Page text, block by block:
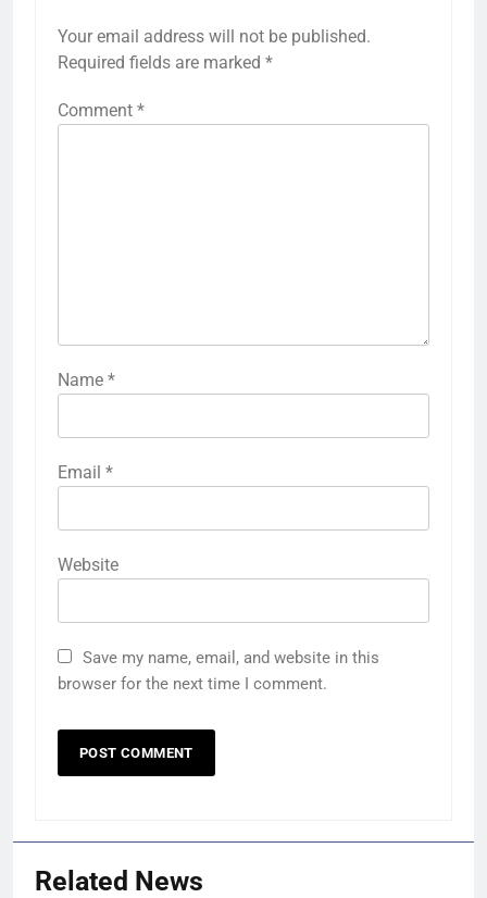
Your email address will not be published.
Required fields are marked *
Comment *
Name *
Email *
Website
Save my name, email, and website in this
browser for the next time I comment.
Related News